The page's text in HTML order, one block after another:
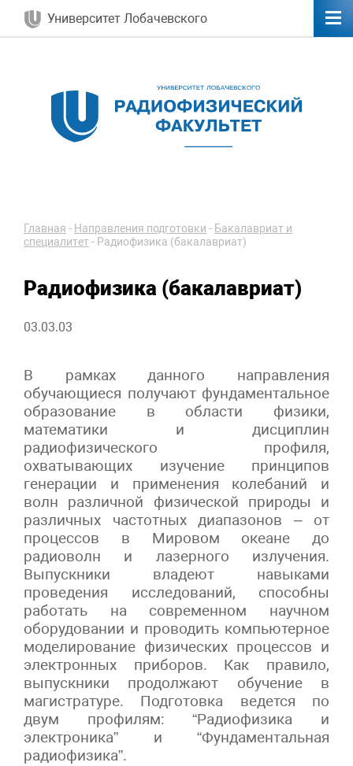
Университет Лобачевского
Главная - Направления подготовки - Бакалавриат и
специалитет- Радиофизика (бакалавриат)
Радиофизика (бакалавриат)
03.03.03
В рамках данного направления
обучающиеся получают фундаментальное
образование в области физики,
математики и дисциплин
радиофизического профиля,
охватывающих изучение принципов
генерации и применения колебаний и
волн различной физической природы и
различных частотных диапазонов – от
процессов в Мировом океане до
радиоволн и лазерного излучения.
Выпускники владеют навыками
проведения исследований, способны
работать на современном научном
оборудовании и проводить компьютерное
моделирование физических процессов и
электронных приборов. Как правило,
выпускники продолжают обучение в
магистратуре. Подготовка ведется по
двум профилям: “Радиофизика и
электроника” и “Фундаментальная
радиофизика”.